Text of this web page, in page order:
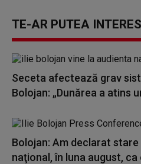
TE-AR PUTEA
Seceta afectează grav
Bolojan: „Dunărea a atins
Bolojan: Am declarat stare
naţional, în luna august,